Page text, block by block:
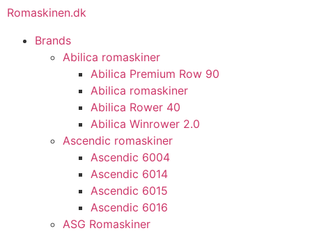
Romaskinen.dk
Brands
Abilica romaskiner
Abilica Premium Row 90
Abilica romaskiner
Abilica Rower 40
Abilica Winrower 2.0
Ascendic romaskiner
Ascendic 6004
Ascendic 6014
Ascendic 6015
Ascendic 6016
ASG Romaskiner